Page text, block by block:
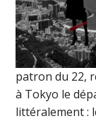
patron du 22,
à Tokyo le
littéralement :